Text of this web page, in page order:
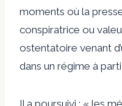
moments où la
conspiratrice ou
ostentatoire venant
dans un régime à
Il a poursuivi : « les